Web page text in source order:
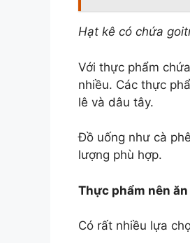
Hạt kê có chứa
Với thực phẩm
nhiều. Các thực
lê và dâu tây.
Đồ uống như cà
lượng phù hợp.
Thực phẩm nên ăn
Có rất nhiều lựa